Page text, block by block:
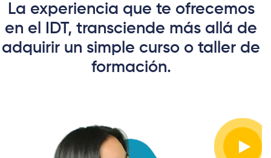
La experiencia que te ofrecemos
en el IDT, transciende más allá de
adquirir un simple curso o taller de
formación.